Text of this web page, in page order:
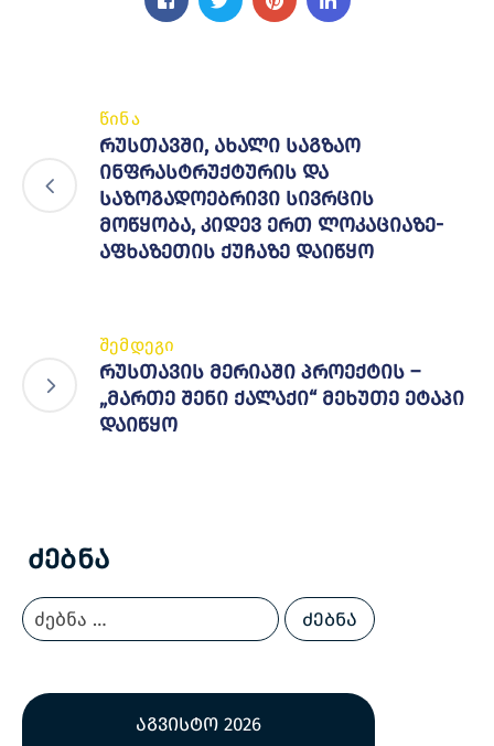
წინა
რუსთავში, ახალი საგზაო
ინფრასტრუქტურის და
საზოგადოებრივი სივრცის
მოწყობა, კიდევ ერთ ლოკაციაზე-
აფხაზეთის ქუჩაზე დაიწყო
შემდეგი
რუსთავის მერიაში პროექტის –
„მართე შენი ქალაქი“ მეხუთე ეტაპი
დაიწყო
Ძებნა
აგვისტო 2026